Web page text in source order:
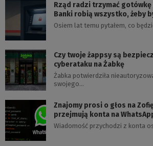
Rząd radzi trzymać
Banki robią wszystko, żeby
Osiem lat temu pytałem, co
Czy twoje żappsy są
cyberataku na Żabkę
Żabka potwierdziła
swojego…
Znajomy prosi o głos na
przejmują konta na
Wiadomość przychodzi z konta